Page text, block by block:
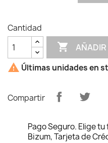
Cantidad

 Últimas unidades en
Compartir
Pago Seguro. Elige
Bizum, Tarjeta de